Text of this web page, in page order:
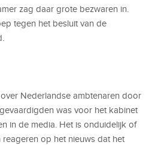
zag daar grote bezwaren in.
tegen het besluit van de
Nederlandse ambtenaren door
was voor het kabinet
in de media. Het is onduidelijk of
op het nieuws dat het